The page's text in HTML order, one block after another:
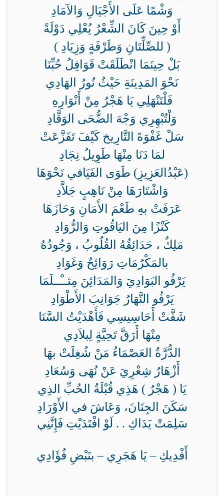
وَشْمًا عَلَى الأَجْيَالِ وَالآمَادِ
أَوْ حِينَ كَانَ الشِّعْرُ يُعْلِي دَوْلَةً
( للصِّلِّتَانِ وَطَرْفَةٍ وَزِيَادِ )
بَلْ حِينَمَا انْطَلَقَتْ قَوَافِلُ حُبِّنَا
نَحْوَ المَدِينَةِ حَيْثُ نُورُ الهَادِي
فَلْتَنْهَلِي يَا هَجْرُ مِنْ أَنْوَارِهِ
وَلْتُبْهِرِي وَجْهَ الضُّحَى الوَقَّادِ
سَلْ غَفْوَةَ التَّارِيخ كَيْفَ تَفَزَّعَتْ
لمَا دَنَا مِنْهَا طَوِيلُ نِجَادِ
(عَبْدُالعَزِيزِ) طَوَى الفَيَافي نَحْوَهَا
وَاشْتَارَهَا مِنْ نَاهِبٍ جَلاَّدِ
عَرَفَتْ بهِ طَعْمَ الأَمَانِ وَحَازَهَا
كَنْزًا مِنَ اليَاقُوتِ وَالرُّوَادِ
مَلِكٌ ، حَدَائِقُهُ القُلُوبُ ، وَجُودُهُ
بالمَكْرُمَاتِ رَوَائِحٌ وَغَوَادِ
يَرْفُو البَوَادِيَ وَالمَدَائِنَ مِثــْــلَمَا
يَرْفُو النَّهَارُ جَوَانِبَ الأَطْوَادِ
شَفَّتْ أَحَاسِيسِي فَأَهْدَيْتُ السَّنَا
مِنْهَا أَرَقَّ تَحِيَّةٍ لِبلاَدِي
الدُّرَّةُ العَصْمَاءُ مَنْ شُغِلَتْ بهَا
أَزْهَارُ شِعْرِيَ عَنْ نُهَى وَسُعَادِ
يَا ( هَجْرُ ) هَذِي قُبْلَةُ الحُبِّ الذِي
سَكَنَ الجِنَانَ، وَعَاشَ في الأَوْرَادِ
سَلِمَتْ يَدَاكِ . . لَوْ افْتَدَيْتِ فَإِنَّنِي
أَفْدِيكِ – يَا هَجَرِي – بنَبْضِ فُؤَادِي